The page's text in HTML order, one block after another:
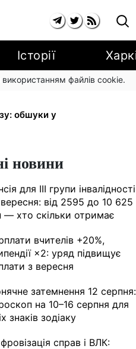
Історії
використанням файлів cookie.
масово звільняються
обшуки у
новини
для III групи інвалідності
від 2595 до 10 625
— хто скільки отримає
вчителів +20%,
×2: уряд підвищує
з вересня
затемнення 12 серпня:
на 10–16 серпня для
знаків зодіаку
справ і ВЛК: